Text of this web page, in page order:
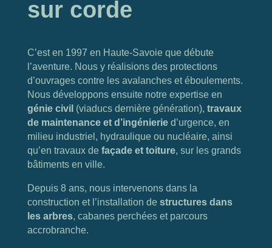
sur corde
C’est en 1997 en Haute-Savoie que débute
l’aventure. Nous y réalisions des protections
d’ouvrages contre les avalanches et éboulements.
Nous développons ensuite notre expertise en
génie civil (viaducs dernière génération), travaux
de maintenance et d’ingénieried’urgence, en
milieu industriel, hydraulique ou nucléaire, ainsi
qu’en travaux de façade et toiture, sur les grands
bâtiments en ville.
Depuis 8 ans, nous intervenons dans la
construction et l’installation de structures dans
les arbres, cabanes perchées et parcours
accrobranche.